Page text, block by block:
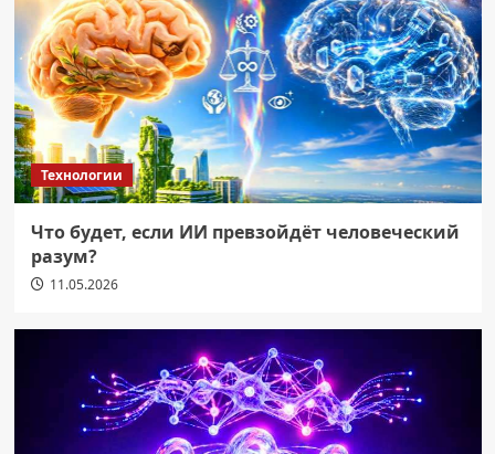
Технологии
Что будет, если ИИ превзойдёт человеческий
разум?
11.05.2026